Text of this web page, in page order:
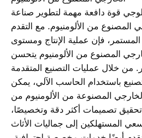
قوة دافعة مهمة لتطوير صناعة
المصنوع من الألومنيوم. مع التقدم
المستمر، فإن عملية الإنتاج ومستوى
المصنوع من الألومنيوم يتحسن
من خلال عمليات التصنيع المتقدمة
باستخدام الحاسب الآلي، يمكن
المصنوعة من الألومنيوم من
تصميمات أكثر دقة وتخصيصًا،
المستهلكين إلى جماليات الأثاث